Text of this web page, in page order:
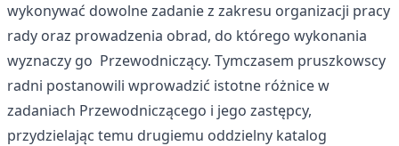
wykonywać dowolne zadanie z zakresu organizacji pracy
rady oraz prowadzenia obrad, do którego wykonania
wyznaczy go Przewodniczący. Tymczasem pruszkowscy
radni postanowili wprowadzić istotne różnice w
zadaniach Przewodniczącego i jego zastępcy,
przydzielając temu drugiemu oddzielny katalog